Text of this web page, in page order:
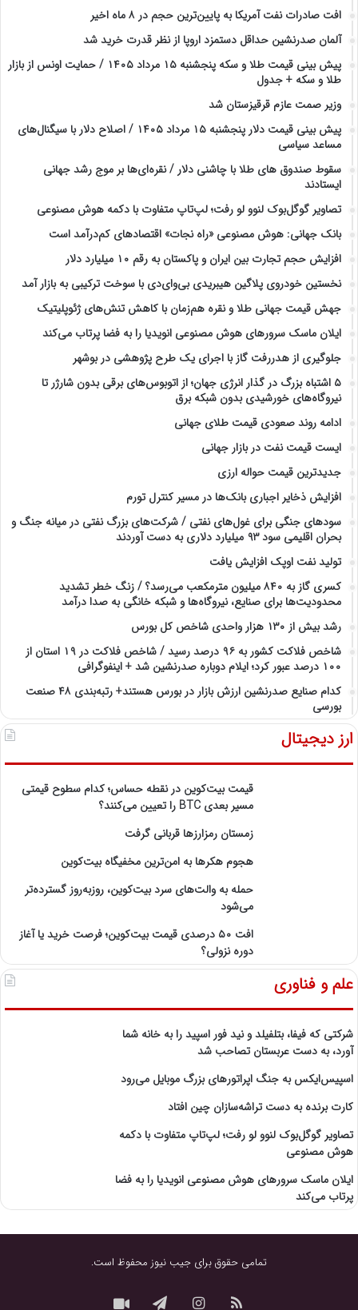
افت صادرات نفت آمریکا به پایین‌ترین حجم در ۸ ماه اخیر
آلمان صدرنشین حداقل دستمزد اروپا از نظر قدرت خرید شد
پیش‌ بینی قیمت طلا و سکه پنجشنبه ۱۵ مرداد ۱۴۰۵ / حمایت اونس از بازار
طلا و سکه + جدول
وزیر صمت عازم قرقیزستان شد
پیش ‌بینی قیمت دلار پنجشنبه ۱۵ مرداد ۱۴۰۵ / اصلاح دلار با سیگنال‌های
مساعد سیاسی
سقوط صندوق های طلا با چاشنی دلار / نقره‌ای‌ها بر موج رشد جهانی
ایستادند
تصاویر گوگل‌بوک لنوو لو رفت؛ لپ‌تاپ متفاوت با دکمه هوش مصنوعی
بانک جهانی: هوش مصنوعی «راه نجات» اقتصادهای کم‌درآمد است
افزایش حجم تجارت بین ایران و پاکستان به رقم ۱۰ میلیارد دلار
نخستین خودروی پلاگین هیبریدی بی‌وای‌دی با سوخت ترکیبی به بازار آمد
جهش قیمت جهانی طلا و نقره هم‌زمان با کاهش تنش‌های ژئوپلیتیک
ایلان ماسک سرورهای هوش مصنوعی انویدیا را به فضا پرتاب می‌کند
جلوگیری از هدررفت گاز با اجرای یک طرح پژوهشی در بوشهر
۵ اشتباه بزرگ در گذار انرژی جهان؛ از اتوبوس‌های برقی بدون شارژر تا
نیروگاه‌های خورشیدی بدون شبکه برق
ادامه روند صعودی قیمت طلای جهانی
ایست قیمت نفت در بازار جهانی
جدیدترین قیمت حواله ارزی
افزایش ذخایر اجباری بانک‌ها در مسیر کنترل تورم
سودهای جنگی برای غول‌های نفتی / شرکت‌های بزرگ نفتی در میانه جنگ و
بحران اقلیمی سود ۹۳ میلیارد دلاری به دست آوردند
تولید نفت اوپک افزایش یافت
کسری گاز به ۸۴۰ میلیون مترمکعب می‌رسد؟ / زنگ خطر تشدید
محدودیت‌ها برای صنایع، نیروگاه‌ها و شبکه خانگی به صدا درآمد
رشد بیش از ۱۳۰ هزار واحدی شاخص کل بورس
شاخص فلاکت کشور به ۹۶ درصد رسید / شاخص فلاکت در ۱۹ استان از
۱۰۰ درصد عبور کرد؛ ایلام دوباره صدرنشین شد + اینفوگرافی
کدام صنایع صدرنشین‌ ارزش بازار در بورس هستند+ رتبه‌بندی ۴۸ صنعت
بورسی
ارز دیجیتال
قیمت بیت‌کوین در نقطه حساس؛ کدام سطوح قیمتی
مسیر بعدی BTC را تعیین می‌کنند؟
زمستان رمزارزها قربانی گرفت
هجوم هکرها به امن‌ترین مخفیگاه بیت‌کوین
حمله به والت‌های سرد بیت‌کوین، روزبه‌روز گسترده‌تر
می‌شود
افت ۵۰ درصدی قیمت بیت‌کوین؛ فرصت خرید یا آغاز
دوره نزولی؟
علم و فناوری
شرکتی که فیفا، بتلفیلد و نید فور اسپید را به خانه شما
آورد، به دست عربستان تصاحب شد
اسپیس‌ایکس به جنگ اپراتورهای بزرگ موبایل می‌رود
کارت برنده به دست تراشه‌سازان چین افتاد
تصاویر گوگل‌بوک لنوو لو رفت؛ لپ‌تاپ متفاوت با دکمه
هوش مصنوعی
ایلان ماسک سرورهای هوش مصنوعی انویدیا را به فضا
پرتاب می‌کند
تمامی حقوق برای جیب نیوز محفوظ است.
خوراک اینستاگرامتلگرام